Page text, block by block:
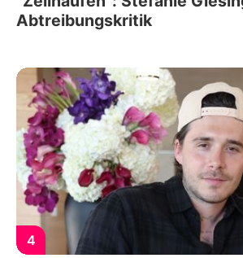
Abtreibungskritik
4